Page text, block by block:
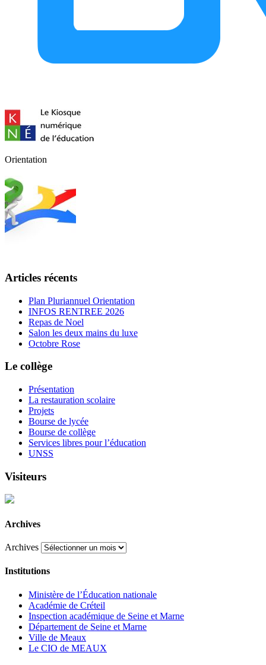
Orientation
Articles récents
Plan Pluriannuel Orientation
INFOS RENTREE 2026
Repas de Noel
Salon les deux mains du luxe
Octobre Rose
Le collège
Présentation
La restauration scolaire
Projets
Bourse de lycée
Bourse de collège
Services libres pour l’éducation
UNSS
Visiteurs
Archives
Archives
Institutions
Ministère de l’Éducation nationale
Académie de Créteil
Inspection académique de Seine et Marne
Département de Seine et Marne
Ville de Meaux
Le CIO de MEAUX